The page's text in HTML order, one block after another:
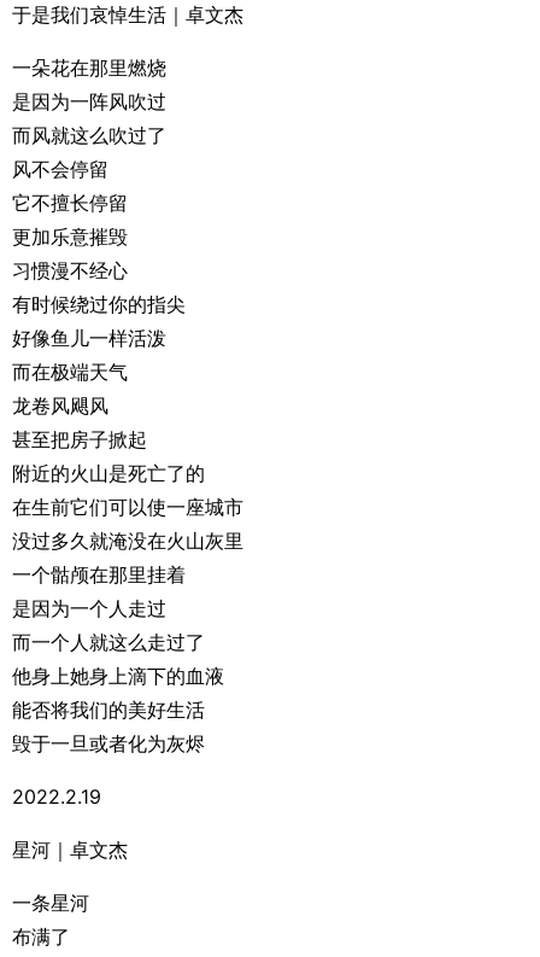
于是我们哀悼生活｜卓文杰
一朵花在那里燃烧
是因为一阵风吹过
而风就这么吹过了
风不会停留
它不擅长停留
更加乐意摧毁
习惯漫不经心
有时候绕过你的指尖
好像鱼儿一样活泼
而在极端天气
龙卷风飓风
甚至把房子掀起
附近的火山是死亡了的
在生前它们可以使一座城市
没过多久就淹没在火山灰里
一个骷颅在那里挂着
是因为一个人走过
而一个人就这么走过了
他身上她身上滴下的血液
能否将我们的美好生活
毁于一旦或者化为灰烬
2022.2.19
星河｜卓文杰
一条星河
布满了